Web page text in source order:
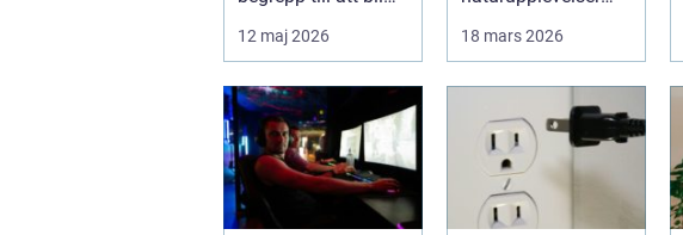
standardlösning
12 maj 2026 18 mars 2026